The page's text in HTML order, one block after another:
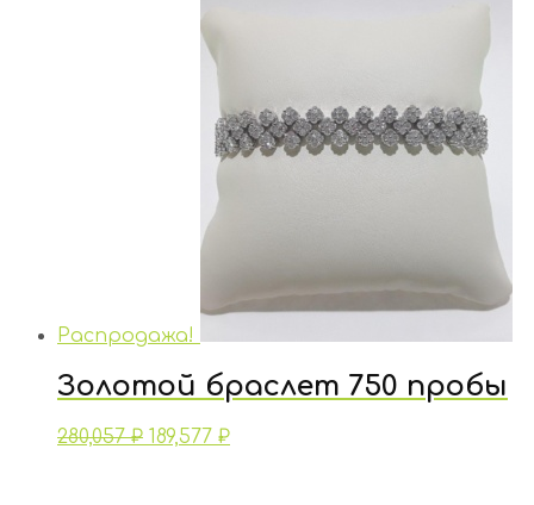
Распродажа!
Золотой браслет 750 пробы
280,057₽ 189,577 ₽